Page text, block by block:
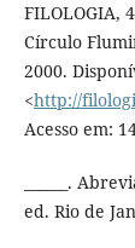
FILOLOGIA,
Círculo
2000.
<http://
Acesso em:
______.
ed. Rio de